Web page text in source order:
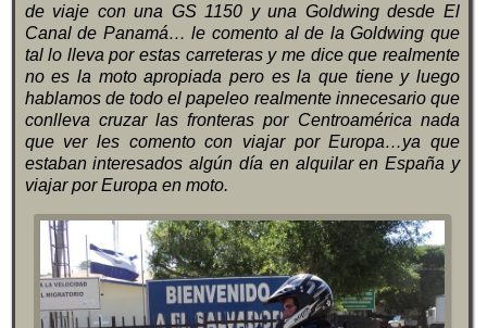
de viaje con una GS 1150 y una Goldwing desde El
Canal de Panamá… le comento al de la Goldwing que
tal lo lleva por estas carreteras y me dice que realmente
no es la moto apropiada pero es la que tiene y luego
hablamos de todo el papeleo realmente innecesario que
conlleva cruzar las fronteras por Centroamérica nada
que ver les comento con viajar por Europa…ya que
estaban interesados algún día en alquilar en España y
viajar por Europa en moto.